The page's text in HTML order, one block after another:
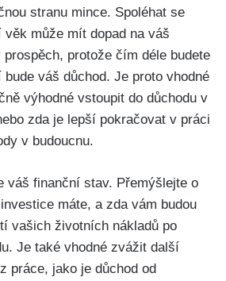
stranu mince. Spoléhat se
věk může mít dopad na váš
protože čím déle budete
váš důchod. Je proto vhodné
výhodné vstoupit do důchodu v
zda je lepší pokračovat v práci
v budoucnu.
váš finanční stav. Přemýšlejte o
máte, a zda vám budou
vašich životních nákladů po
Je také vhodné zvážit další
práce, jako je důchod od